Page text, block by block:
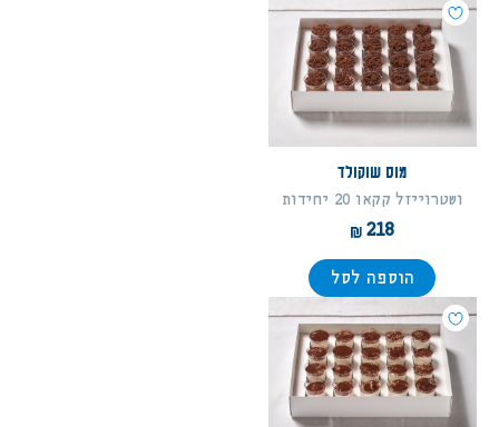
מוס שוקולד
ושטרוייזל קקאו 20 יחידות
218
הוספה לסל